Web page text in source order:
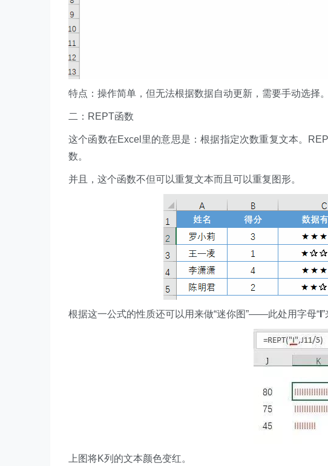
特点：操作简单，但无法根据数据自动更新，需要手动选择。
二：REPT函数
这个函数在Excel里的意思是：根据指定次数重复文本。
数。
并且，这个函数不但可以重复文本而且可以重复图形。
根据这一公式的性质还可以用来做“迷你图”——此处用字母“ ”
上图将K列的文本颜色变红。